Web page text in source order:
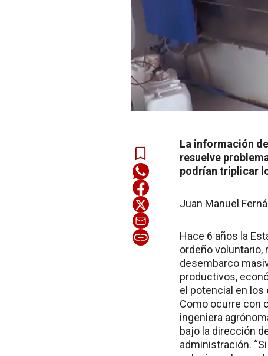
La información
resuelve
podrían triplicar
Juan Manuel
Hace 6 años la
ordeño voluntario,
desembarco
productivos,
el potencial en
Como ocurre con
ingeniera
bajo la dirección
administración.